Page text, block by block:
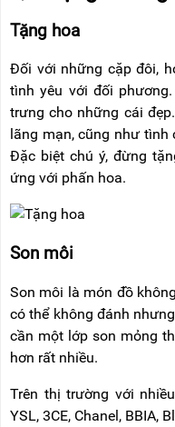
Tặng hoa
Đối với những cặp đôi,
tình yêu với đối
trưng cho những cái
lãng mạn, cũng như
Đặc biệt chú ý, đừng
ứng với phấn hoa.
Son môi
Son môi là món đồ
có thể không đánh
cần một lớp son mỏng
hơn rất nhiều.
Trên thị trường với
YSL, 3CE, Chanel, BBIA,